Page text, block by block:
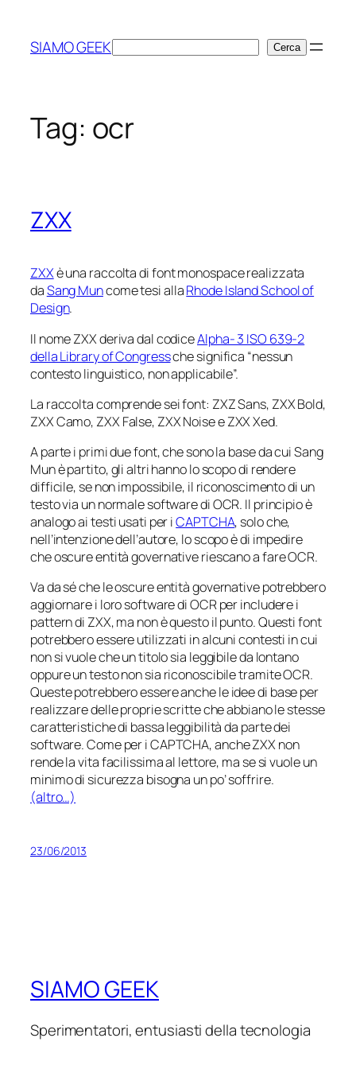
contenuto
SIAMO GEEKCerca Cerca
Tag: ocr
ZXX
ZXXè una raccolta di fontmonospacerealizzata
daSang Muncome tesi allaRhode Island School of
Design.
Il nome ZXX deriva dal codiceAlpha- 3 ISO 639-2
della Library of Congressche significa “nessun
contesto linguistico, non applicabile”.
La raccolta comprende sei font: ZXZ Sans, ZXX Bold,
ZXX Camo, ZXX False, ZXX Noise e ZXX Xed.
A parte i primi due font, che sono la base da cui Sang
Mun è partito, gli altri hanno lo scopo di rendere
difficile, se non impossibile, il riconoscimento di un
testo via un normale software di OCR. Il principio è
analogo ai testi usati per iCAPTCHA, solo che,
nell’intenzione dell’autore, lo scopo è di impedire
che oscure entità governative riescano a fare OCR.
Va da sé che le oscure entità governative potrebbero
aggiornare i loro software di OCR per includere i
pattern di ZXX, ma non è questo il punto. Questi font
potrebbero essere utilizzati in alcuni contesti in cui
non si vuole che un titolo sia leggibile da lontano
oppure un testo non sia riconoscibile tramite OCR.
Queste potrebbero essere anche le idee di base per
realizzare delle proprie scritte che abbiano le stesse
caratteristiche di bassa leggibilità da parte dei
software. Come per i CAPTCHA, anche ZXX non
rende la vita facilissima al lettore, ma se si vuole un
minimo di sicurezza bisogna un po’ soffrire.
(altro…)
23/06/2013
SIAMO GEEK
Sperimentatori, entusiasti della tecnologia